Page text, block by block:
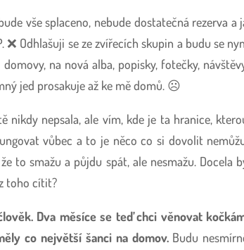
vše splaceno, nebude dostatečná rezerva a
Odhlašuji se ze zvířecích skupin a budu se
na nová alba, popisky, fotečky,
jed prosakuje až ke mě domů. ☹️
nikdy nepsala, ale vím, kde je ta hranice,
vůbec a to je něco co si dovolit
to smažu a půjdu spát, ale nesmažu. Docela
toho cítit?
Dva měsíce se teď chci věnovat
co největší šanci na domov. Budu